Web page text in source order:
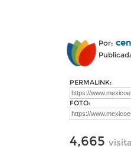
Por:
PERMALINK:
FOTO:
4,665